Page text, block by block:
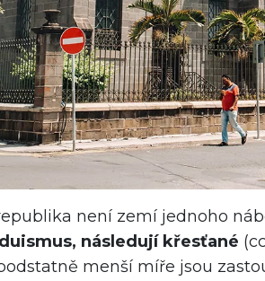
není zemí jednoho
následují křesťané
podstatně menší míře jsou